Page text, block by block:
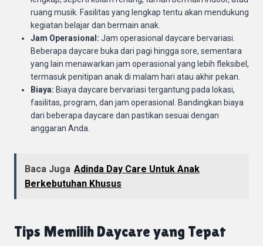
ruang musik. Fasilitas yang lengkap tentu akan mendukung
kegiatan belajar dan bermain anak.
Jam Operasional: Jam operasional daycare bervariasi.
Beberapa daycare buka dari pagi hingga sore, sementara
yang lain menawarkan jam operasional yang lebih fleksibel,
termasuk penitipan anak di malam hari atau akhir pekan.
Biaya: Biaya daycare bervariasi tergantung pada lokasi,
fasilitas, program, dan jam operasional. Bandingkan biaya
dari beberapa daycare dan pastikan sesuai dengan
anggaran Anda.
Baca Juga Adinda Day Care Untuk Anak
Berkebutuhan Khusus
Tips Memilih Daycare yang Tepat